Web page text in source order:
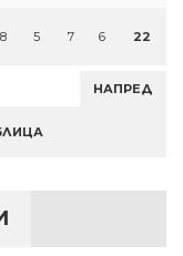
5 7 6 22
НАПРЕД